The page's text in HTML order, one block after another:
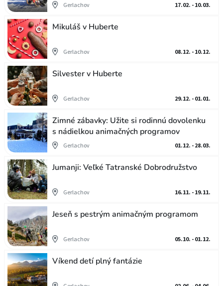
Gerlachov 17.02. - 10.03.
Mikuláš v Huberte
Gerlachov 08.12. - 10.12.
Silvester v Huberte
Gerlachov 29.12. - 01.01.
Zimné zábavky: Užite si rodinnú dovolenku
s nádielkou animačných programov
Gerlachov 01.12. - 28.03.
Jumanji: Veľké Tatranské Dobrodružstvo
Gerlachov 16.11. - 19.11.
Jeseň s pestrým animačným programom
Gerlachov 05.10. - 01.12.
Víkend detí plný fantázie